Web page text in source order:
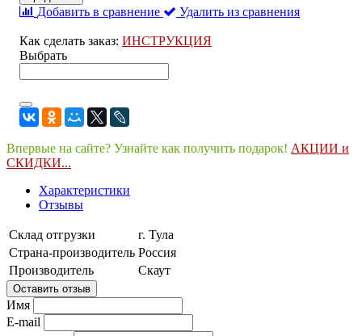
Добавить в сравнение Удалить из сравнения
Как сделать заказ: ИНСТРУКЦИЯ
Выбрать
Впервые на сайте? Узнайте как получить подарок! АКЦИИ и
СКИДКИ...
Характеристики
Отзывы
Склад отгрузки
г. Тула
Страна-производитель Россия
Производитель
Скаут
Оставить отзыв
Имя
E-mail